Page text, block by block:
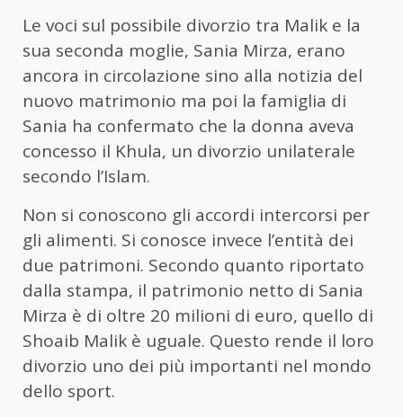
Le voci sul possibile divorzio tra Malik e la
sua seconda moglie, Sania Mirza, erano
ancora in circolazione sino alla notizia del
nuovo matrimonio ma poi la famiglia di
Sania ha confermato che la donna aveva
concesso il Khula, un divorzio unilaterale
secondo l’Islam.
Non si conoscono gli accordi intercorsi per
gli alimenti. Si conosce invece l’entità dei
due patrimoni. Secondo quanto riportato
dalla stampa, il patrimonio netto di Sania
Mirza è di oltre 20 milioni di euro, quello di
Shoaib Malik è uguale. Questo rende il loro
divorzio uno dei più importanti nel mondo
dello sport.